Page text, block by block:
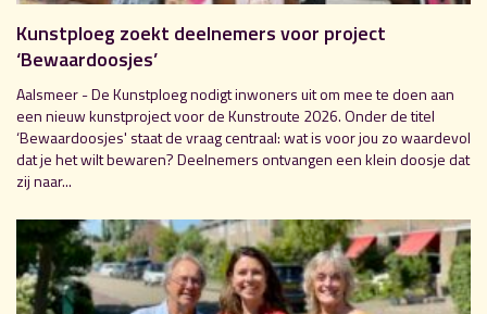
Kunstploeg zoekt deelnemers voor project
‘Bewaardoosjes’
Aalsmeer - De Kunstploeg nodigt inwoners uit om mee te doen aan
een nieuw kunstproject voor de Kunstroute 2026. Onder de titel
‘Bewaardoosjes' staat de vraag centraal: wat is voor jou zo waardevol
dat je het wilt bewaren? Deelnemers ontvangen een klein doosje dat
zij naar...